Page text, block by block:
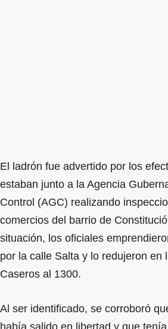
El ladrón fue advertido por los
estaban junto a la Agencia
Control (AGC) realizando
comercios del barrio de
situación, los oficiales
por la calle Salta y lo redujeron en
Caseros al 1300.
Al ser identificado, se corroboró
había salido en libertad y que